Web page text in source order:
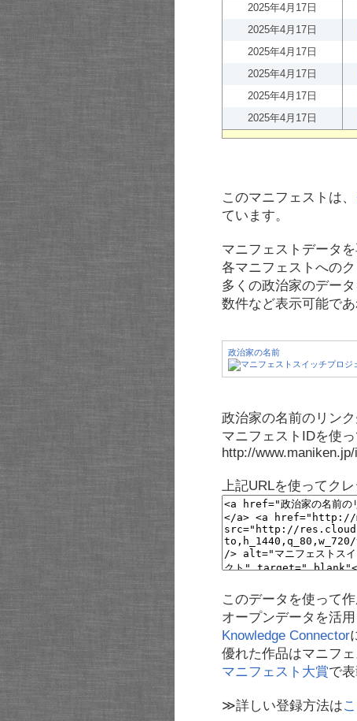
2025年4月17日
2025年4月17日
2025年4月17日
2025年4月17日
2025年4月17日
2025年4月17日
このマニフェストは、
ています。
マニフェストデータ
各マニフェストへの
多くの政治家のデー
数件など表示可能で
政治家の名前
政治家の名前のリン
マニフェストIDを使
http://
上記URLを使ってク
このデータを使って
オープンデータを活
Knowledge Connector
優れた作品はマニフ
マニフェスト大賞で
≫詳しい登録方法は